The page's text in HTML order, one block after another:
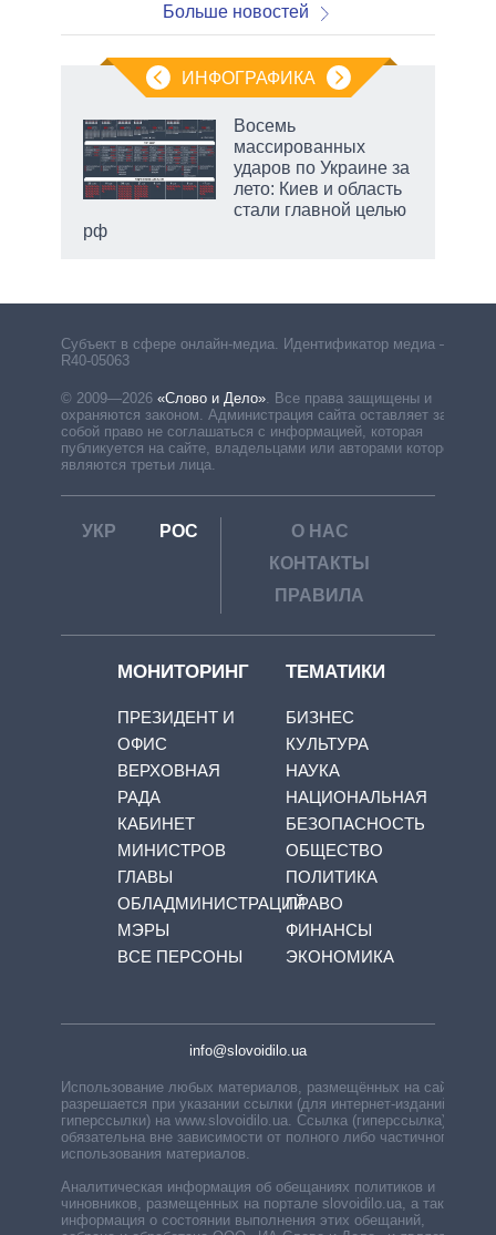
Больше новостей
ИНФОГРАФИКА
Восемь
массированных
ударов по Украине за
лето: Киев и область
стали главной целью
рф
Субъект в сфере онлайн-медиа. Идентификатор медиа –
R40-05063
© 2009—2026 «Слово и Дело». Все права защищены и
охраняются законом. Администрация сайта оставляет за
собой право не соглашаться с информацией, которая
публикуется на сайте, владельцами или авторами которой
являются третьи лица.
УКР РОС
О НАС
КОНТАКТЫ
ПРАВИЛА
МОНИТОРИНГ
ПРЕЗИДЕНТ И
ОФИС
ВЕРХОВНАЯ
РАДА
КАБИНЕТ
МИНИСТРОВ
ГЛАВЫ
ОБЛАДМИНИСТРАЦИЙ
МЭРЫ
ВСЕ ПЕРСОНЫ
ТЕМАТИКИ
БИЗНЕС
КУЛЬТУРА
НАУКА
НАЦИОНАЛЬНАЯ
БЕЗОПАСНОСТЬ
ОБЩЕСТВО
ПОЛИТИКА
ПРАВО
ФИНАНСЫ
ЭКОНОМИКА
info@slovoidilo.ua
Использование любых материалов, размещённых на сайте,
разрешается при указании ссылки (для интернет-изданий —
гиперссылки) на www.slovoidilo.ua. Ссылка (гиперссылка)
обязательна вне зависимости от полного либо частичного
использования материалов.
Аналитическая информация об обещаниях политиков и
чиновников, размещенных на портале slovoidilo.ua, а также
информация о состоянии выполнения этих обещаний,